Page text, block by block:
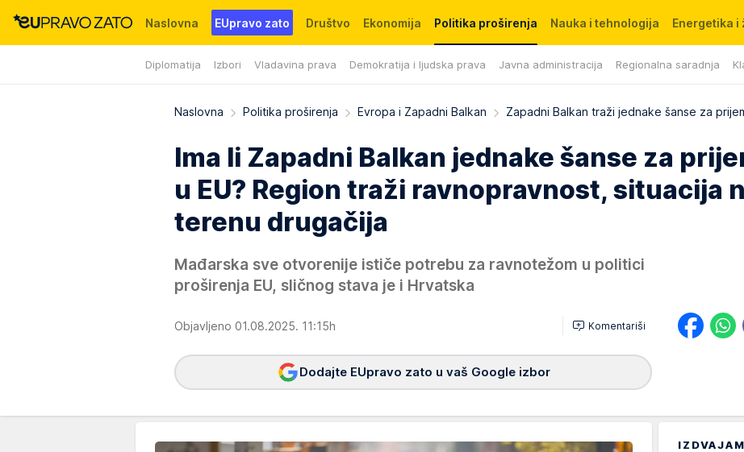
Naslovna EUpravo zato Društvo Ekonomija Politika proširenja
Diplomatija Izbori Vladavina prava Demokratija i ljudska prava Javna administracija Regionalna saradnja
Nauka i tehnologija Energetika i
Događaji News WMG fondacija
Naslovna Politika proširenja Evropa i Zapadni Balkan Zapadni Balkan traži jednake šanse za
Ima li Zapadni Balkan jednake šanse za
u EU? Region traži ravnopravnost, situacija
terenu drugačija
Mađarska sve otvorenije ističe potrebu za ravnotežom u politici
proširenja EU, sličnog stava je i Hrvatska
Objavljeno 01.08.2025. 11:15h Komentariši
Dodajte EUpravo zato u vaš Google izbor